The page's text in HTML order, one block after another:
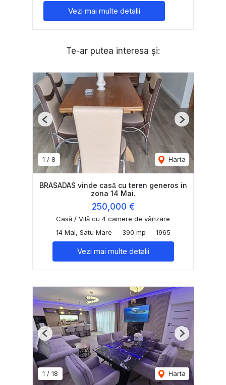
Vezi mai multe detalii
Te-ar putea interesa și:
1 / 8 Harta
Previous Next
BRASADAS vinde casă cu teren generos in
zona 14 Mai.
250,000 €
Casă / Vilă cu 4 camere de vânzare
14 Mai, Satu Mare
390 mp 1965
Vezi mai multe detalii
1 / 18 Harta
Previous Next